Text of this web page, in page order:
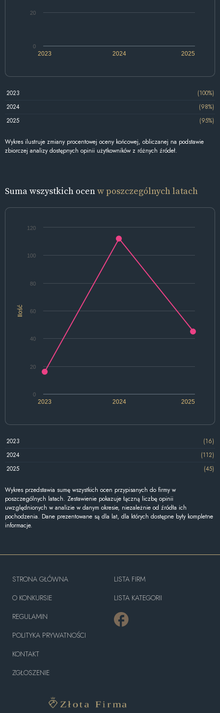
2023 2024 2025
0
20
2023
(100%)
2024
(98%)
2025
(95%)
Wykres ilustruje zmiany procentowej oceny końcowej, obliczanej na podstawie
zbiorczej analizy dostępnych opinii użytkowników z różnych źródeł.
Suma wszystkich ocenw poszczególnych latach
Ilość
2023 2024 2025
0
20
40
60
80
100
120
2023
(16)
2024
(112)
2025
(45)
Wykres przedstawia sumę wszystkich ocen przypisanych do firmy w
poszczególnych latach. Zestawienie pokazuje łączną liczbę opinii
uwzględnionych w analizie w danym okresie, niezależnie od źródła ich
pochodzenia. Dane prezentowane są dla lat, dla których dostępne były kompletne
informacje.
STRONA GŁÓWNA
O KONKURSIE
REGULAMIN
POLITYKA PRYWATNOŚCI
KONTAKT
ZGŁOSZENIE
LISTA FIRM
LISTA KATEGORII